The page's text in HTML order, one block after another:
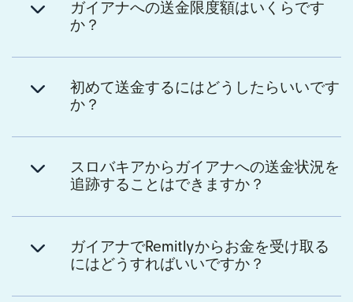
ガイアナへの送金限度額はいくらです
か？
初めて送金するにはどうしたらいいです
か？
スロバキアからガイアナへの送金状況を
追跡することはできますか？
ガイアナでRemitlyからお金を受け取る
にはどうすればいいですか？